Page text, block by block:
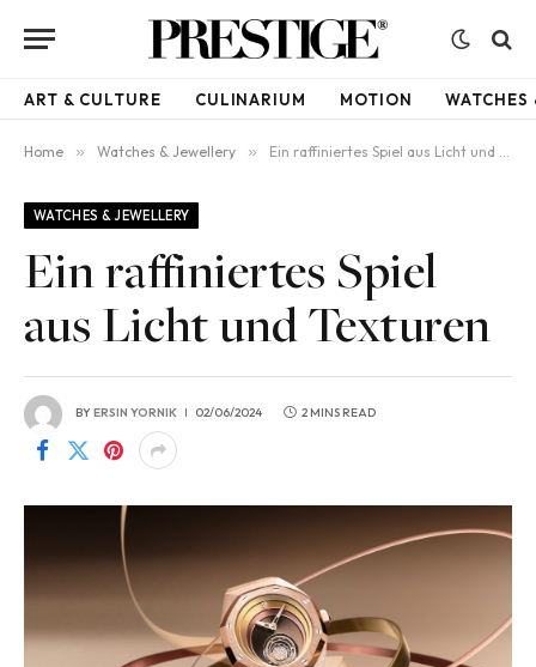
ART & CULTURE CULINARIUM MOTION WATCHES
Home » Watches & Jewellery » Ein raffiniertes Spiel aus Licht und Texturen
WATCHES & JEWELLERY
Ein raffiniertes Spiel
aus Licht und Texturen
BYERSIN YORNIK 02/06/2024 2 MINS READ